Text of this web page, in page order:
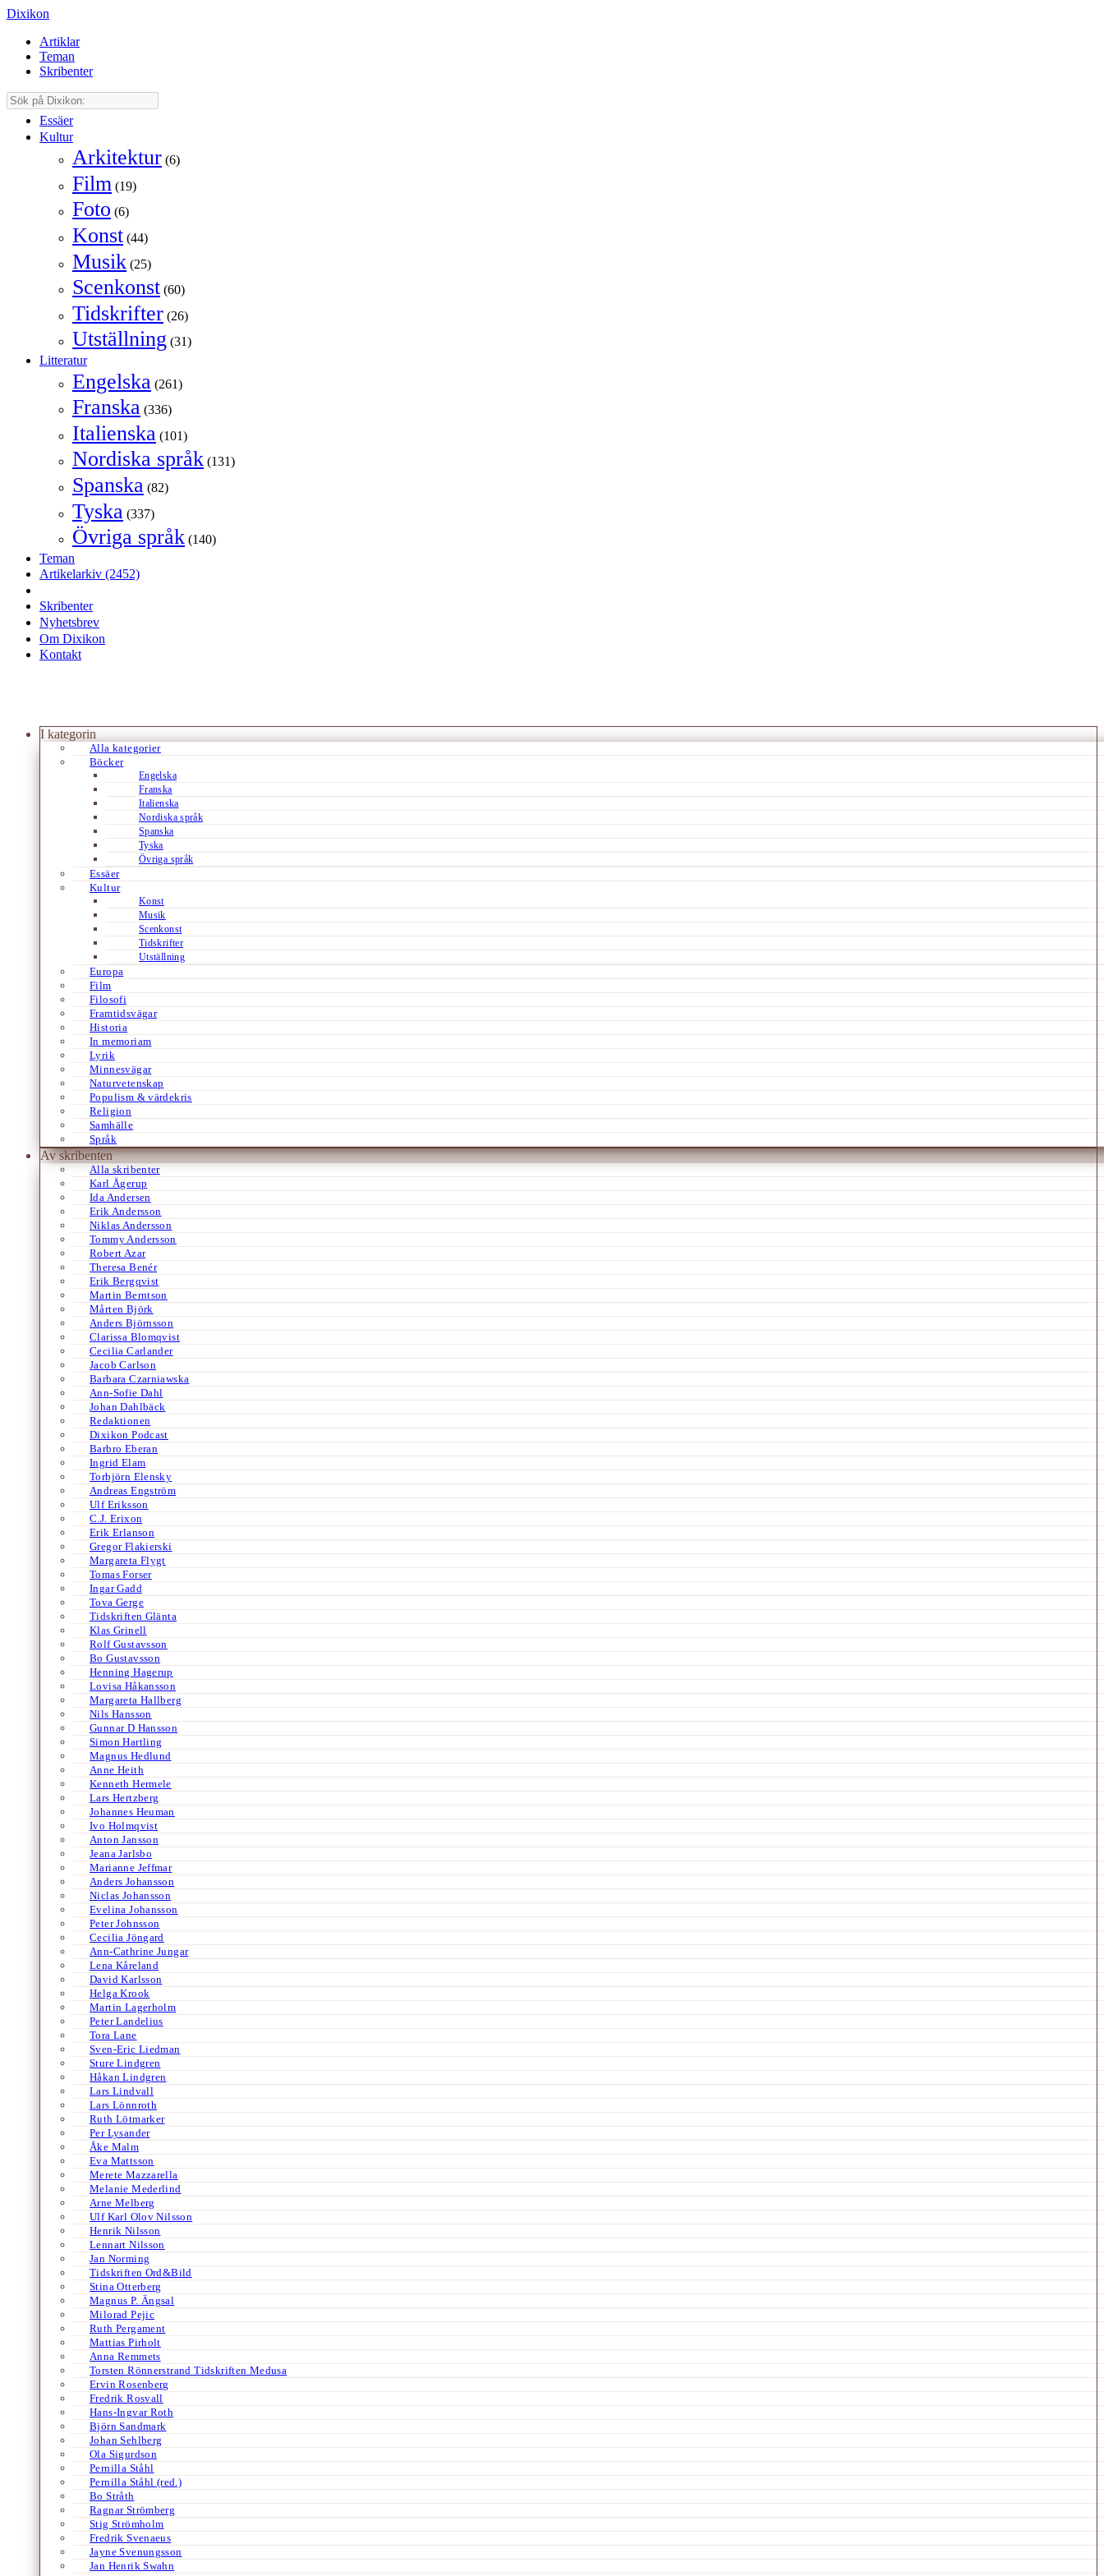
Dixikon
Artiklar
Teman
Skribenter
Essäer
Kultur
Arkitektur (6)
Film (19)
Foto (6)
Konst (44)
Musik (25)
Scenkonst (60)
Tidskrifter (26)
Utställning (31)
Litteratur
Engelska (261)
Franska (336)
Italienska (101)
Nordiska språk (131)
Spanska (82)
Tyska (337)
Övriga språk (140)
Teman
Artikelarkiv (2452)
Skribenter
Nyhetsbrev
Om Dixikon
Kontakt
I kategorin
Alla kategorier
Böcker
Engelska
Franska
Italienska
Nordiska språk
Spanska
Tyska
Övriga språk
Essäer
Kultur
Konst
Musik
Scenkonst
Tidskrifter
Utställning
Europa
Film
Filosofi
Framtidsvägar
Historia
In memoriam
Lyrik
Minnesvägar
Naturvetenskap
Populism & värdekris
Religion
Samhälle
Språk
Av skribenten
Alla skribenter
Karl Ågerup
Ida Andersen
Erik Andersson
Niklas Andersson
Tommy Andersson
Robert Azar
Theresa Benér
Erik Bergqvist
Martin Berntson
Mårten Björk
Anders Björnsson
Clarissa Blomqvist
Cecilia Carlander
Jacob Carlson
Barbara Czarniawska
Ann-Sofie Dahl
Johan Dahlbäck
Redaktionen
Dixikon Podcast
Barbro Eberan
Ingrid Elam
Torbjörn Elensky
Andreas Engström
Ulf Eriksson
C.J. Erixon
Erik Erlanson
Gregor Flakierski
Margareta Flygt
Tomas Forser
Ingar Gadd
Tova Gerge
Tidskriften Glänta
Klas Grinell
Rolf Gustavsson
Bo Gustavsson
Henning Hagerup
Lovisa Håkansson
Margareta Hallberg
Nils Hansson
Gunnar D Hansson
Simon Hartling
Magnus Hedlund
Anne Heith
Kenneth Hermele
Lars Hertzberg
Johannes Heuman
Ivo Holmqvist
Anton Jansson
Jeana Jarlsbo
Marianne Jeffmar
Anders Johansson
Niclas Johansson
Evelina Johansson
Peter Johnsson
Cecilia Jöngard
Ann-Cathrine Jungar
Lena Kåreland
David Karlsson
Helga Krook
Martin Lagerholm
Peter Landelius
Tora Lane
Sven-Eric Liedman
Sture Lindgren
Håkan Lindgren
Lars Lindvall
Lars Lönnroth
Ruth Lötmarker
Per Lysander
Åke Malm
Eva Mattsson
Merete Mazzarella
Melanie Mederlind
Arne Melberg
Ulf Karl Olov Nilsson
Henrik Nilsson
Lennart Nilsson
Jan Norming
Tidskriften Ord&Bild
Stina Otterberg
Magnus P. Ängsal
Milorad Pejic
Ruth Pergament
Mattias Pirholt
Anna Remmets
Torsten Rönnerstrand Tidskriften Medusa
Ervin Rosenberg
Fredrik Rosvall
Hans-Ingvar Roth
Björn Sandmark
Johan Sehlberg
Ola Sigurdson
Pernilla Ståhl
Pernilla Ståhl (red.)
Bo Stråth
Ragnar Strömberg
Stig Strömholm
Fredrik Svenaeus
Jayne Svenungsson
Jan Henrik Swahn